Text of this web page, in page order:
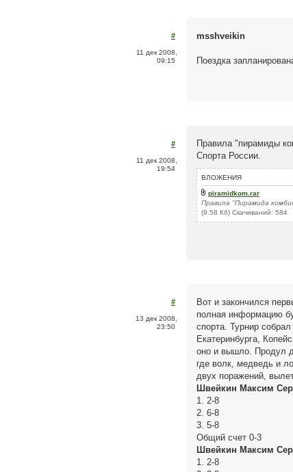
#
11 дек 2008,
09:15
msshveikin
Поездка
#
11 дек 2008,
19:54
Правила "пирамиды
Спорта России.
ВЛОЖЕНИЯ
piramidkom.rar
Правила "Пирамида
(9.58 Кб) Скачиваний: 584
#
13 дек 2008,
23:50
Вот и закончился
полная информацию
спорта. Турнир
Екатеринбурга,
оно и вышло. Продул
где волк, медведь и
двух поражений,
Швейкин Максим
1. 2-8
2. 6-8
3. 5-8
Общий счет 0-3
Швейкин Максим
1. 2-8